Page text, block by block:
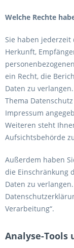
Welche Rechte
Sie haben
Herkunft,
ein Recht, die
Daten zu
Thema
Impressum
Weiteren steht
Aufsichtsbehörde
Außerdem haben
die Einschränkung
Daten zu
Verarbeitung“.
Analyse-